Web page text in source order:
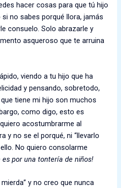
hacer cosas para que tú hijo
no sabes porqué llora, jamás
consuelo. Solo abrazarle y
asqueroso que te arruina
viendo a tu hijo que ha
y pensando, sobretodo,
tiene mi hijo son muchos
como digo, esto es
acostumbrarme al
y no se el porqué, ni “llevarlo
No quiero consolarme
es por una tontería de niños!
y no creo que nunca